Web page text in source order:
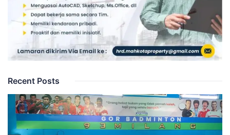
Recent Posts